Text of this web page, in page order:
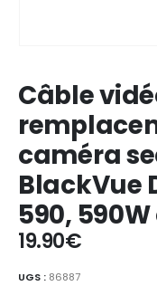
Câble
caméra
BlackVue
590,
19.90€
UGS : 86887